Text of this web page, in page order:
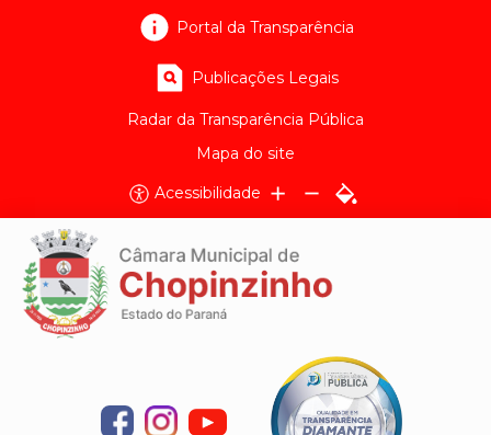
Portal da Transparência
Publicações Legais
Radar da Transparência Pública
Mapa do site
Acessibilidade